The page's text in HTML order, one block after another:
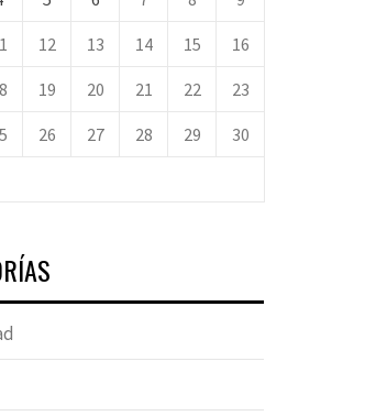
12 13 14 15 16
19 20 21 22 23
26 27 28 29 30